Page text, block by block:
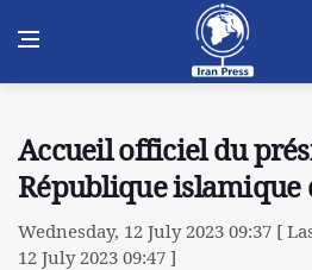
Accueil officiel du
République islamique
Wednesday, 12 July 2023 09:37 [
12 July 2023 09:47 ]